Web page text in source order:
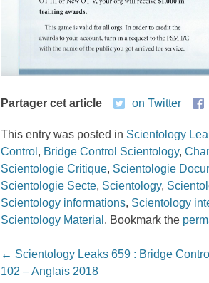
Partager cet article on Twitter
This entry was posted in Scientology
Control , Bridge Control Scientology,
Scientologie Critique, Scientologie
Scientologie Secte, Scientology,
Scientology informations, Scientology
Scientology Material . Bookmark the
Post
navigation
← Scientology Leaks 659 : Bridge
102 – Anglais 2018